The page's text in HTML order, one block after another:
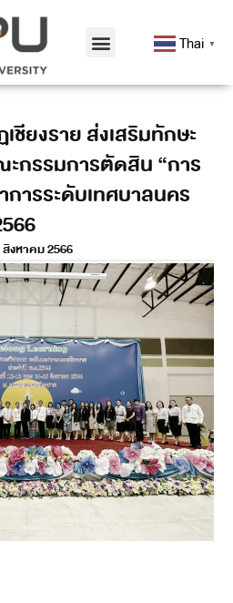
Thai ▼
ชียงราย ส่งเสริมทักษะ
ะกรรมการตัดสิน “การ
การระดับเทศบาลนคร
งหาคม 2566